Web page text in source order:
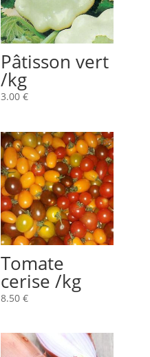
Pâtisson vert
/kg
3.00 €
Tomate
cerise /kg
8.50 €